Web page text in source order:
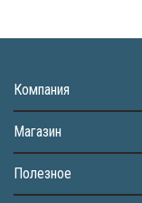
Компания
Магазин
Полезное